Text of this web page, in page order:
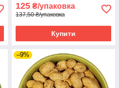
125 ₴/упаковка
137,50 ₴/упаковка
Купити
–9%